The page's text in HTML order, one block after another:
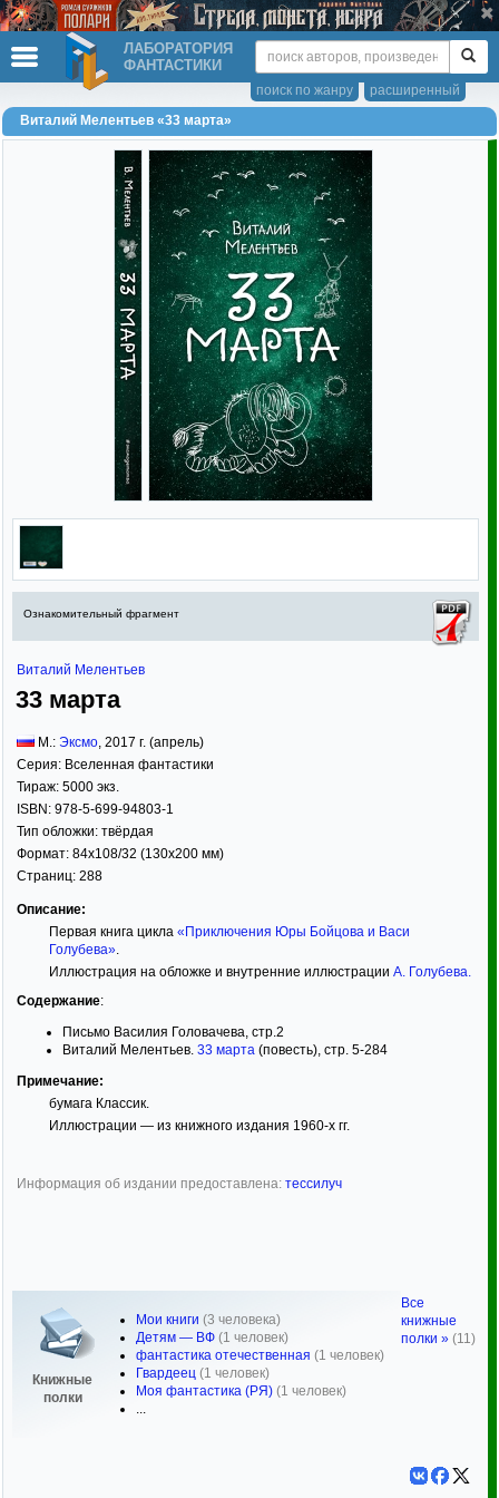
ЛАБОРАТОРИЯ
ФАНТАСТИКИ
расширенный
поиск по жанру
Виталий Мелентьев «33 марта»
Ознакомительный фрагмент
Виталий Мелентьев
33 марта
М.: Эксмо, 2017 г. (апрель)
Серия: Вселенная фантастики
Тираж: 5000 экз.
ISBN: 978-5-699-94803-1
Тип обложки: твёрдая
Формат: 84x108/32 (130x200 мм)
Страниц: 288
Описание:
Первая книга цикла «Приключения Юры Бойцова и Васи
Голубева».
Иллюстрация на обложке и внутренние иллюстрации А. Голубева.
Содержание:
Письмо Василия Головачева, стр.2
Виталий Мелентьев. 33 марта (повесть), стр. 5-284
Примечание:
бумага Классик.
Иллюстрации — из книжного издания 1960-х гг.
Информация об издании предоставлена: тессилуч
Книжные
полки
Мои книги (3 человека)
Детям — ВФ (1 человек)
фантастика отечественная (1 человек)
Гвардеец (1 человек)
Моя фантастика (РЯ) (1 человек)
...
Все
книжные
полки » (11)